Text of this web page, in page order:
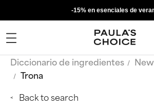
-15% en esenciales de
Diccionario de ingredientes
Trona
Back to search